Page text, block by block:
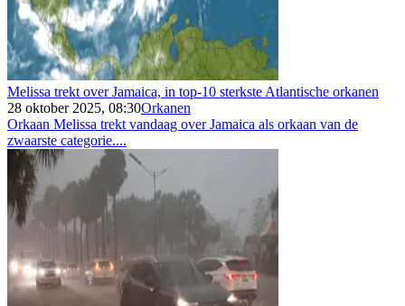
Melissa trekt over Jamaica, in top-10 sterkste Atlantische orkanen
28 oktober 2025, 08:30Orkanen
Orkaan Melissa trekt vandaag over Jamaica als orkaan van de
zwaarste categorie....